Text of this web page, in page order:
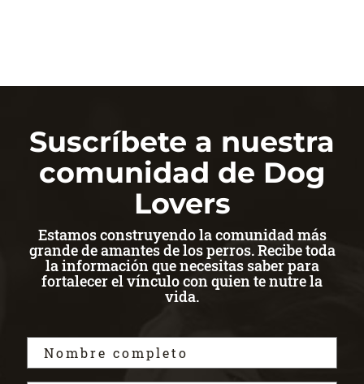
Suscríbete a nuestra
comunidad de Dog
Lovers
Estamos construyendo la comunidad más
grande de amantes de los perros. Recibe toda
la información que necesitas saber para
fortalecer el vínculo con quien te nutre la
vida.